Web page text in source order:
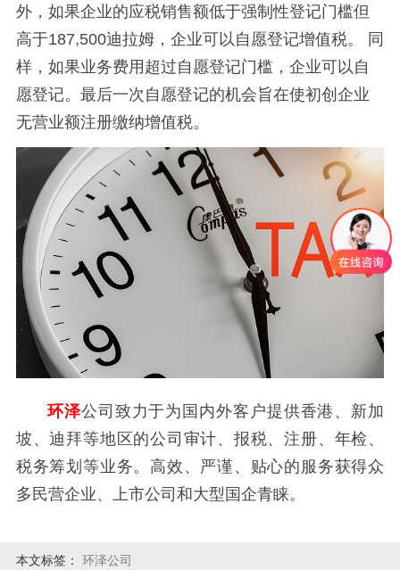
外，如果企业的应税销售额低于强制性登记门槛但
高于187,500迪拉姆，企业可以自愿登记增值税。 同
样，如果业务费用超过自愿登记门槛，企业可以自
愿登记。最后一次自愿登记的机会旨在使初创企业
无营业额注册缴纳增值税。
环泽公司致力于为国内外客户提供香港、新加
坡、迪拜等地区的公司审计、报税、注册、年检、
税务筹划等业务。高效、严谨、贴心的服务获得众
多民营企业、上市公司和大型国企青睐。
本文标签： 环泽公司